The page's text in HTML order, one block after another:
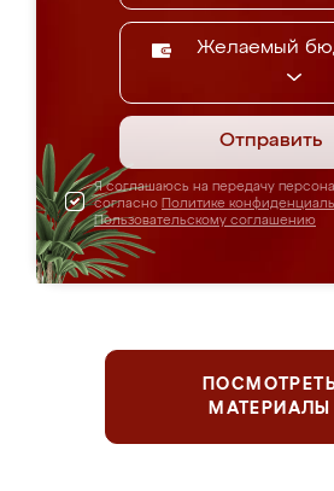
Желаемый
Отправить
Я соглашаюсь на передачу
согласно Политике
Пользовательскому соглашению
МАТЕРИАЛЫ